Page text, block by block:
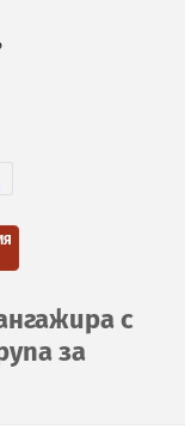
с
за